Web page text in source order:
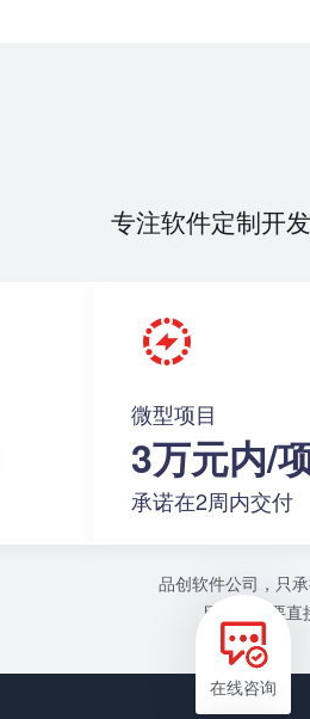
在线咨询
专注软件定制开
微型项目
3万元内/
承诺在2周内交付
品创软件公司，只
目或者需要